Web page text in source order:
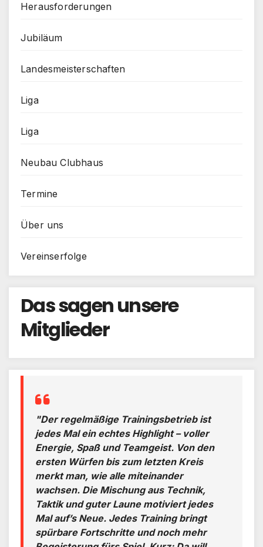
Herausforderungen
Jubiläum
Landesmeisterschaften
Liga
Liga
Neubau Clubhaus
Termine
Über uns
Vereinserfolge
Das sagen unsere
Mitglieder
"Der regelmäßige Trainingsbetrieb ist
jedes Mal ein echtes Highlight – voller
Energie, Spaß und Teamgeist. Von den
ersten Würfen bis zum letzten Kreis
merkt man, wie alle miteinander
wachsen. Die Mischung aus Technik,
Taktik und guter Laune motiviert jedes
Mal auf’s Neue. Jedes Training bringt
spürbare Fortschritte und noch mehr